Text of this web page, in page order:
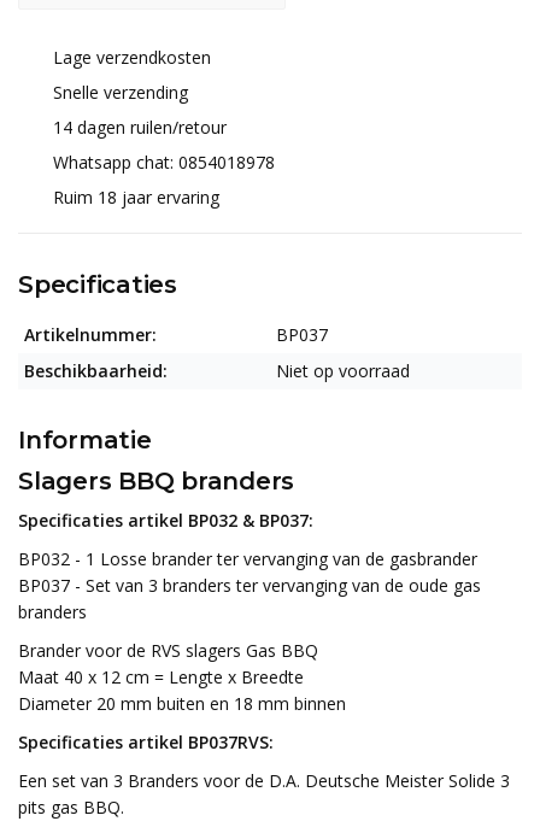
Lage verzendkosten
Snelle verzending
14 dagen ruilen/retour
Whatsapp chat: 0854018978
Ruim 18 jaar ervaring
Specificaties
Artikelnummer:
BP037
Beschikbaarheid:
Niet op voorraad
Informatie
Slagers BBQ branders
Specificaties artikel BP032 & BP037:
BP032 - 1 Losse brander ter vervanging van de gasbrander
BP037 - Set van 3 branders ter vervanging van de oude gas
branders
Brander voor de RVS slagers Gas BBQ
Maat 40 x 12 cm = Lengte x Breedte
Diameter 20 mm buiten en 18 mm binnen
Specificaties artikel BP037RVS:
Een set van 3 Branders voor de D.A. Deutsche Meister Solide 3
pits gas BBQ.